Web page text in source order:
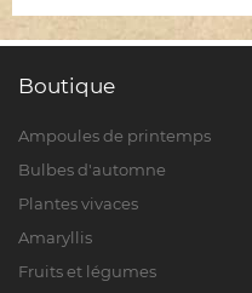
Boutique
Ampoules de printemps
Bulbes d'automne
Plantes vivaces
Amaryllis
Fruits et légumes